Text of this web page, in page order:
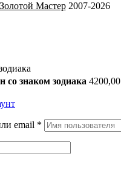
Золотой Мастер2007-2026
со знаком зодиака 4200,00
email *